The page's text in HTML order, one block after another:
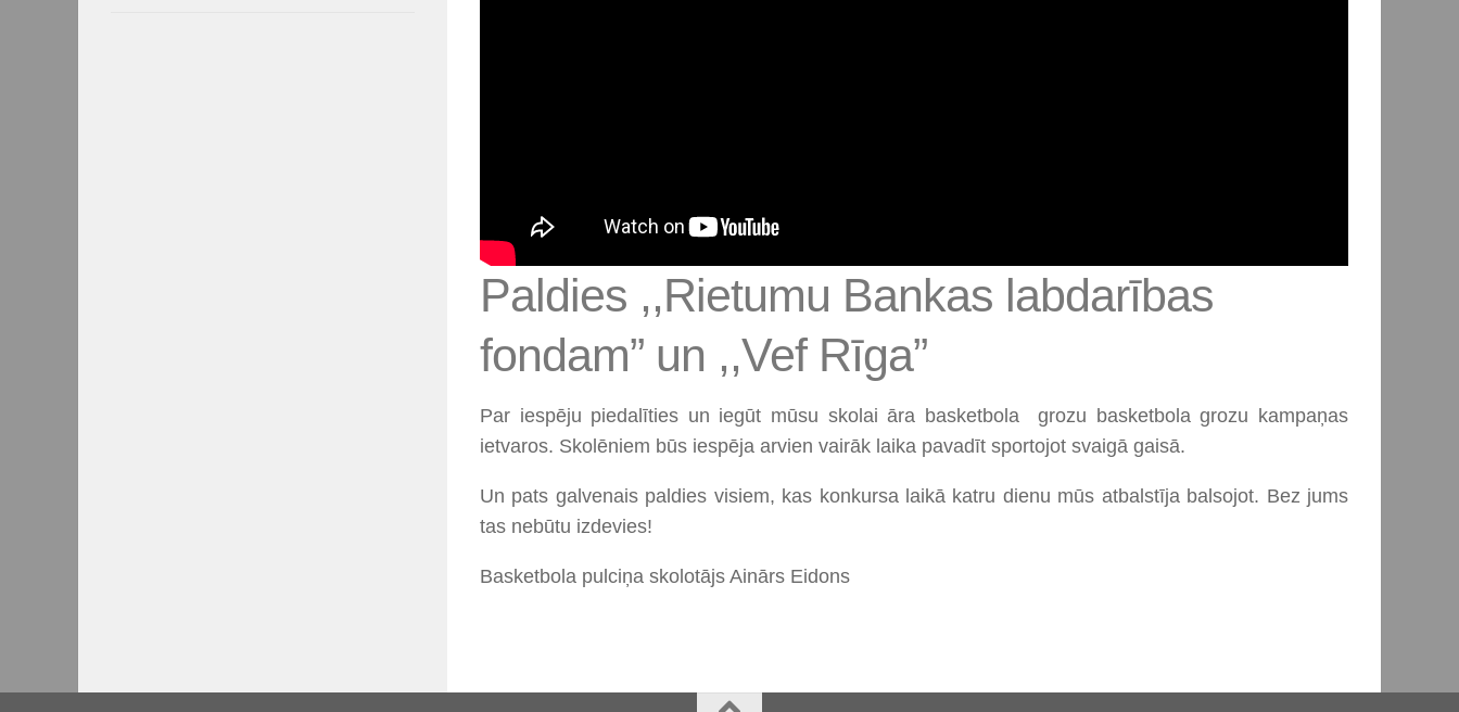
Paldies ,,Rietumu Bankas labdarības
fondam” un ,,Vef Rīga”
Par iespēju piedalīties un iegūt mūsu skolai āra basketbola grozu basketbola grozu kampaņas
ietvaros. Skolēniem būs iespēja arvien vairāk laika pavadīt sportojot svaigā gaisā.
Un pats galvenais paldies visiem, kas konkursa laikā katru dienu mūs atbalstīja balsojot. Bez jums
tas nebūtu izdevies!
Basketbola pulciņa skolotājs Ainārs Eidons